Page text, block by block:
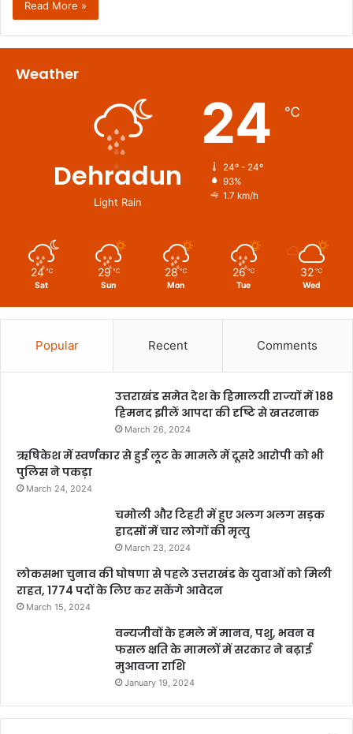
Read More »
Weather
Dehradun
Light Rain
24 ℃
24º - 24º
93%
1.7 km/h
24 ℃
Sat
29 ℃
Sun
28 ℃
Mon
26 ℃
Tue
32 ℃
Wed
Popular Recent Comments
उत्तराखंड समेत देश के हिमालयी राज्यों में 188
हिमनद झीलें आपदा की दृष्टि से खतरनाक
March 26, 2024
ऋषिकेश में स्वर्णकार से हुई लूट के मामले में दूसरे आरोपी को भी
पुलिस ने पकड़ा
March 24, 2024
चमोली और टिहरी में हुए अलग अलग सड़क
हादसों में चार लोगों की मृत्यु
March 23, 2024
लोकसभा चुनाव की घोषणा से पहले उत्तराखंड के युवाओं को मिली
राहत, 1774 पदों के लिए कर सकेंगे आवेदन
March 15, 2024
वन्यजीवों के हमले में मानव, पशु, भवन व
फसल क्षति के मामलों में सरकार ने बढ़ाई
मुआवजा राशि
January 19, 2024